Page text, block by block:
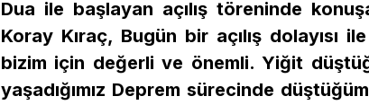
Dua ile başlayan açılış töreninde
Koray Kıraç, Bugün bir açılış dolayısı
bizim için değerli ve önemli. Yiğit
yaşadığımız Deprem sürecinde